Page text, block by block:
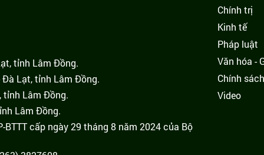
tỉnh Lâm Đồng.
Đà Lạt, tỉnh Lâm Đồng.
tỉnh Lâm Đồng.
Lâm Đồng.
cấp ngày 29 tháng 8 năm 2024 của Bộ
Chính trị
Kinh tế
Pháp luật
Văn hóa -
Chính sách
Video